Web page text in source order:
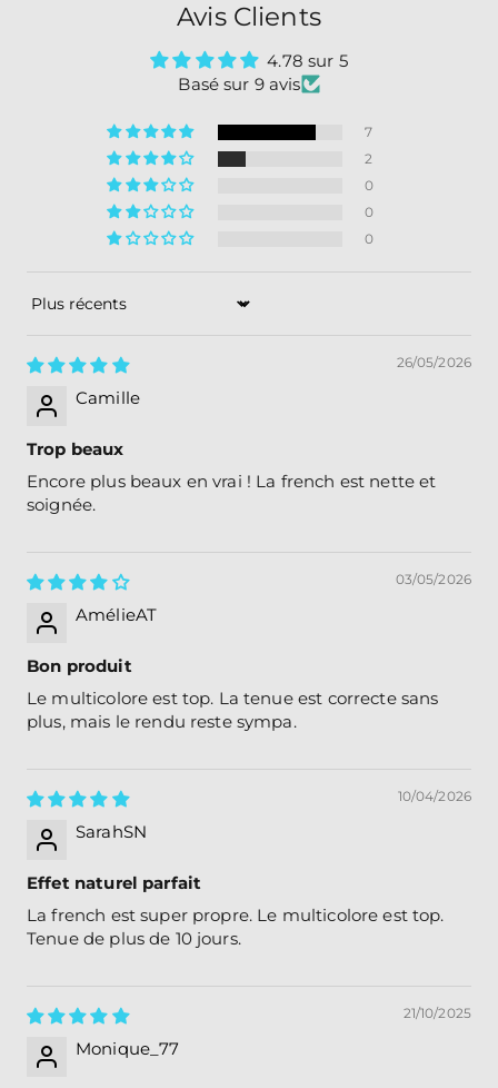
Avis Clients
4.78 sur 5
Basé sur 9 avis
7
2
0
0
0
Sort by
26/05/2026
Camille
Trop beaux
Encore plus beaux en vrai ! La french est nette et
soignée.
03/05/2026
AmélieAT
Bon produit
Le multicolore est top. La tenue est correcte sans
plus, mais le rendu reste sympa.
10/04/2026
SarahSN
Effet naturel parfait
La french est super propre. Le multicolore est top.
Tenue de plus de 10 jours.
21/10/2025
Monique_77